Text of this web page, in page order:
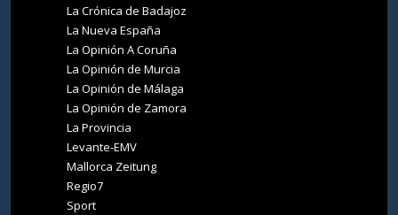
La Crónica de Badajoz
La Nueva España
La Opinión A Coruña
La Opinión de Murcia
La Opinión de Málaga
La Opinión de Zamora
La Provincia
Levante-EMV
Mallorca Zeitung
Regio7
Sport